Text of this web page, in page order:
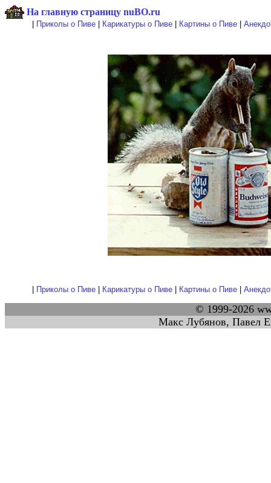
На главную страницу nuBO.ru
Приколы о Пиве| Карикатуры о Пиве| Картины о Пиве
Приколы о Пиве| Карикатуры о Пиве| Картины о Пиве
© 1999-2026
Макс Лубянов, Павел